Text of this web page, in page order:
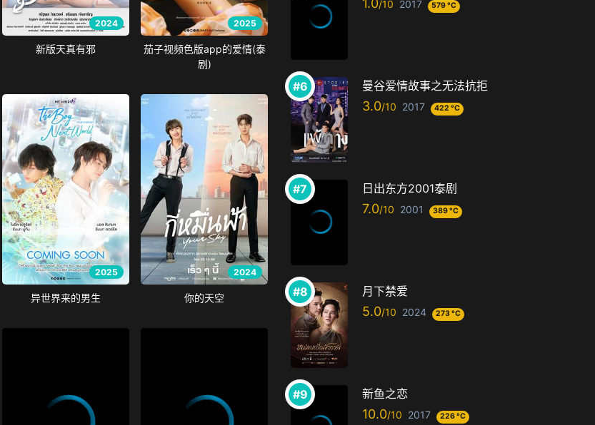
2024
新版天真有邪
2025
茄子视频色版app的爱情(泰
剧)
2025
异世界来的男生
2024
你的天空
1.0 2017 579 °C
曼谷爱情故事之无法抗拒
3.0 2017 422 °C
日出东方2001泰剧
7.0 2001 389 °C
月下禁爱
5.0 2024 273 °C
新鱼之恋
10.0 2017 226 °C